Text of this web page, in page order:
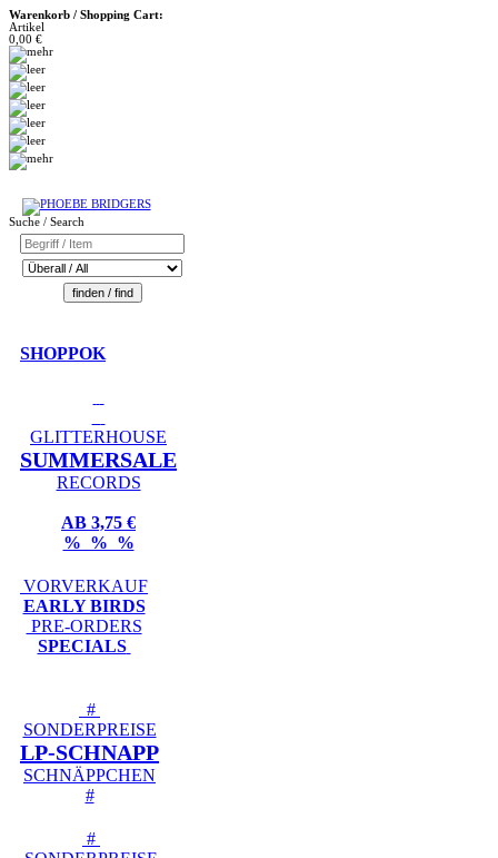
Warenkorb / Shopping Cart:
Artikel
0,00 €
Suche / Search
SHOPPOK
GLITTERHOUSE
SUMMERSALE
RECORDS
AB 3,75 €
% % %
VORVERKAUF
EARLY BIRDS
PRE-ORDERS
SPECIALS
#
SONDERPREISE
LP-SCHNAPP
SCHNÄPPCHEN
#
#